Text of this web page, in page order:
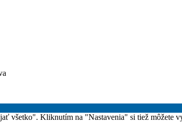
všetko". Kliknutím na "Nastavenia" si tiež môžete